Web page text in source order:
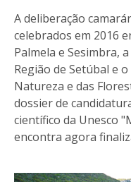
A deliberação
celebrados em 2016
Palmela e Sesimbra,
Região de Setúbal e
Natureza e das
dossier de
científico da Unesco
encontra agora